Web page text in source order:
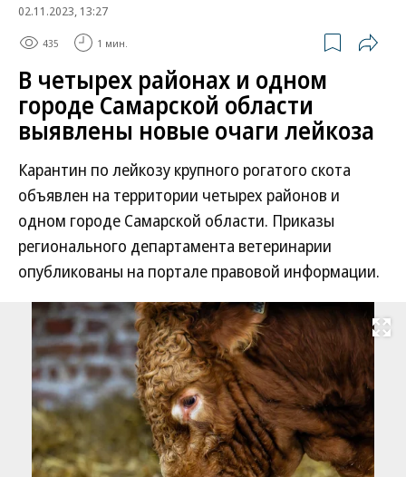
02.11.2023, 13:27
435 1 мин.
В четырех районах и одном
городе Самарской области
выявлены новые очаги лейкоза
Карантин по лейкозу крупного рогатого скота
объявлен на территории четырех районов и
одном городе Самарской области. Приказы
регионального департамента ветеринарии
опубликованы на портале правовой информации.
Развернуть